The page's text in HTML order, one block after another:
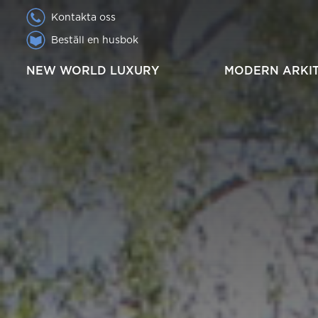
Kontakta oss
Beställ en husbok
NEW WORLD LUXURY MODERN